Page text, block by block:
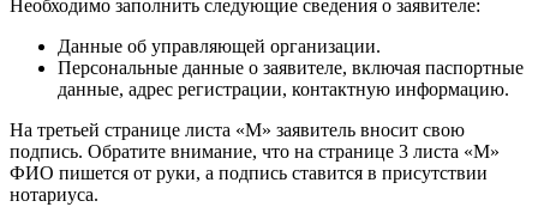
Необходимо заполнить следующие сведения о заявителе:
Данные об управляющей организации.
Персональные данные о заявителе, включая паспортные
данные, адрес регистрации, контактную информацию.
На третьей странице листа «М» заявитель вносит свою
подпись. Обратите внимание, что на странице 3 листа «М»
ФИО пишется от руки, а подпись ставится в присутствии
нотариуса.